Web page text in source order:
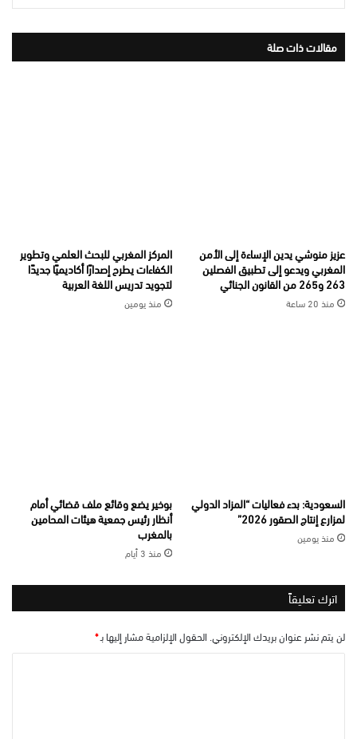
مقالات ذات صلة
عزيز منوشي يدين الإساءة إلى الأمن
المغربي ويدعو إلى تطبيق الفصلين
263 و265 من القانون الجنائي
منذ 20 ساعة
المركز المغربي للبحث العلمي وتطوير
الكفاءات يطرح إصدارًا أكاديميًا جديدًا
لتجويد تدريس اللغة العربية
منذ يومين
السعودية: بدء فعاليات “المزاد الدولي
لمزارع إنتاج الصقور 2026”
منذ يومين
بوخير يضع وقائع ملف قضائي أمام
أنظار رئيس جمعية هيئات المحامين
بالمغرب
منذ 3 أيام
اترك تعليقاً
لن يتم نشر عنوان بريدك الإلكتروني. الحقول الإلزامية مشار إليها بـ*